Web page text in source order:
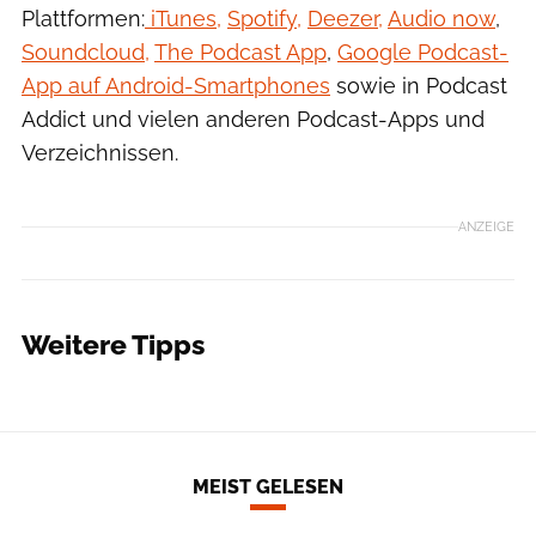
Plattformen: iTunes, Spotify, Deezer, Audio now,
Soundcloud, The Podcast App, Google Podcast-
App auf Android-Smartphones sowie in Podcast
Addict und vielen anderen Podcast-Apps und
Verzeichnissen.
ANZEIGE
Weitere Tipps
MEIST GELESEN